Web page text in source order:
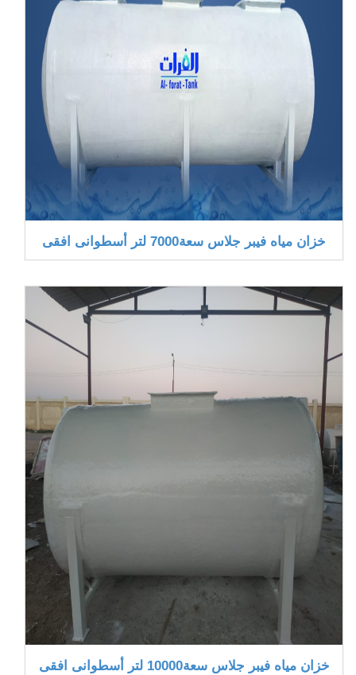
خزان مياه فيبر جلاس سعة7000 لتر أسطوانى افقى
خزان مياه فيبر جلاس سعة10000 لتر أسطوانى افقى